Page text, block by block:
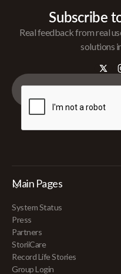
Subscribe
Real feedback from real
solutions
Main Pages
System Status
Press
Partners
StoriiCare
Record Life Stories
Group Login